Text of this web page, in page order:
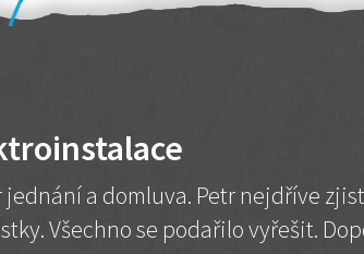
jednání a domluva. Petr nejdříve
Všechno se podařilo vyřešit.